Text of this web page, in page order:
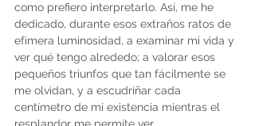
como prefiero interpretarlo. Así, me he
dedicado, durante esos extraños ratos de
efímera luminosidad, a examinar mi vida y
ver qué tengo alrededo; a valorar esos
pequeños triunfos que tan fácilmente se
me olvidan, y a escudriñar cada
centímetro de mi existencia mientras el